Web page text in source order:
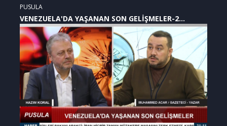
PUSULA
VENEZUELA'DA YAŞANAN SON GELİŞMELER-2
(07.01.2026)